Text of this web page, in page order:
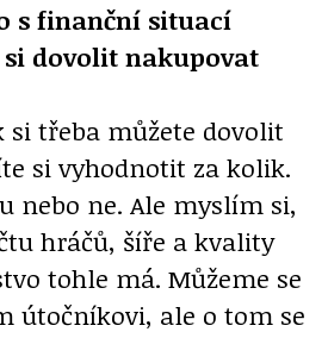
s finanční situací
si dovolit nakupovat
si třeba můžete dovolit
si vyhodnotit za kolik.
nebo ne. Ale myslím si,
hráčů, šíře a kvality
tohle má. Můžeme se
útočníkovi, ale o tom se